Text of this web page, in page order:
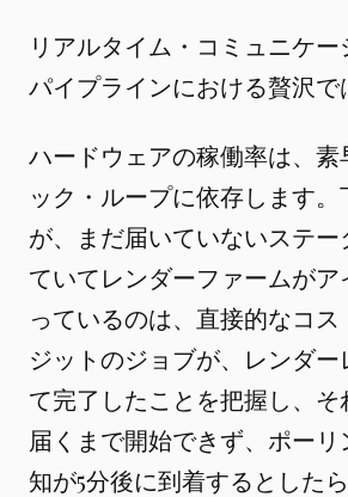
リアルタイム・コミュニケ
パイプラインにおける贅沢で
ハードウェアの稼働率は、
ック・ループに依存します
が、まだ届いていないステー
ていてレンダーファームが
っているのは、直接的なコ
ジットのジョブが、レンダ
て完了したことを把握し、そ
届くまで開始できず、ポー
知が5分後に到着するとした